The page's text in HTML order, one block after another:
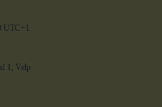
UTC+1
1, Velp